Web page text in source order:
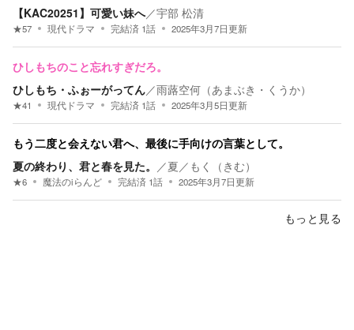
【KAC20251】可愛い妹へ／宇部 松清
★57 現代ドラマ 完結済 1話 2025年3月7日更新
ひしもちのこと忘れすぎだろ。
ひしもち・ふぉーがってん／雨蕗空何（あまぶき・くうか）
★41 現代ドラマ 完結済 1話 2025年3月5日更新
もう二度と会えない君へ、最後に手向けの言葉として。
夏の終わり、君と春を見た。 ／夏／もく（きむ）
★6 魔法のiらんど 完結済 1話 2025年3月7日更新
もっと見る